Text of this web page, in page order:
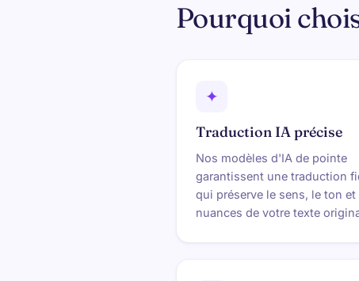
Pourquoi
✦
Traduction IA précise
Nos modèles d'IA de pointe
garantissent une traduction
qui préserve le sens, le ton et
nuances de votre texte